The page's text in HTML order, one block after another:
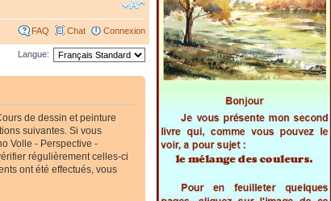
FAQ Chat Connexion
Langue:
de dessin et peinture
suivantes. Si vous
Volle - Perspective -
régulièrement celles-ci
ont été effectués, vous